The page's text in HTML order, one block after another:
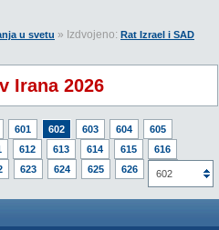
u svetu » Izdvojeno: Rat Izrael i SAD
Irana 2026
601 602 603 604
605
612 613 614 615
616
623 624 625 626
627
602